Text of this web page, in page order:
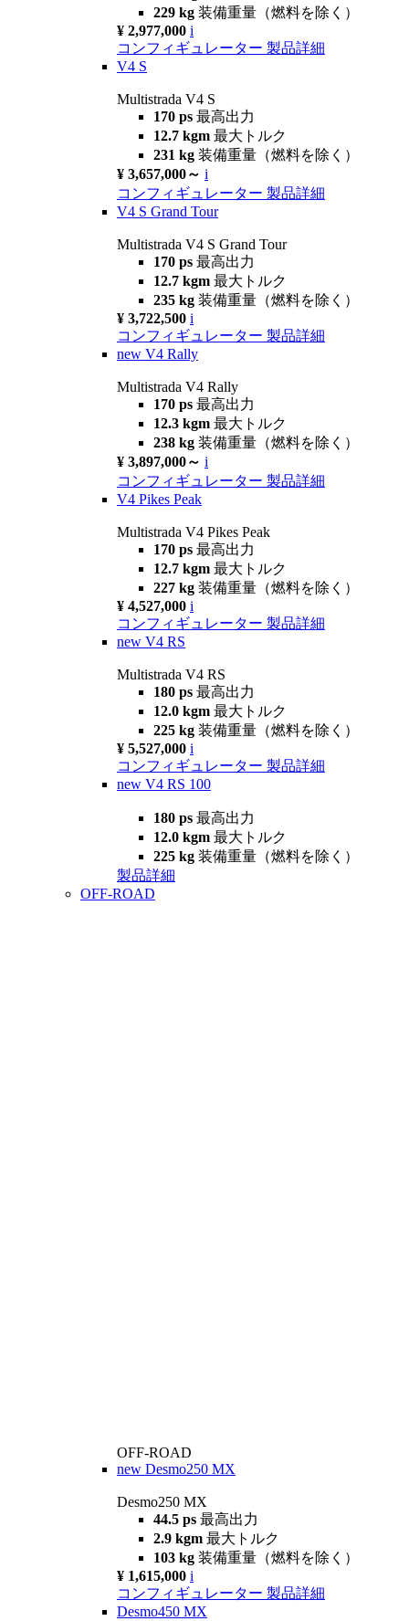
229 kg 装備重量（燃料を除く）
¥ 2,977,000 i
コンフィギュレーター 製品詳細
V4 S
Multistrada V4 S
170 ps 最高出力
12.7 kgm 最大トルク
231 kg 装備重量（燃料を除く）
¥ 3,657,000～ i
コンフィギュレーター 製品詳細
V4 S Grand Tour
Multistrada V4 S Grand Tour
170 ps 最高出力
12.7 kgm 最大トルク
235 kg 装備重量（燃料を除く）
¥ 3,722,500 i
コンフィギュレーター 製品詳細
new V4 Rally
Multistrada V4 Rally
170 ps 最高出力
12.3 kgm 最大トルク
238 kg 装備重量（燃料を除く）
¥ 3,897,000～ i
コンフィギュレーター 製品詳細
V4 Pikes Peak
Multistrada V4 Pikes Peak
170 ps 最高出力
12.7 kgm 最大トルク
227 kg 装備重量（燃料を除く）
¥ 4,527,000 i
コンフィギュレーター 製品詳細
new V4 RS
Multistrada V4 RS
180 ps 最高出力
12.0 kgm 最大トルク
225 kg 装備重量（燃料を除く）
¥ 5,527,000 i
コンフィギュレーター 製品詳細
new V4 RS 100
180 ps 最高出力
12.0 kgm 最大トルク
225 kg 装備重量（燃料を除く）
製品詳細
OFF-ROAD
OFF-ROAD
new Desmo250 MX
Desmo250 MX
44.5 ps 最高出力
2.9 kgm 最大トルク
103 kg 装備重量（燃料を除く）
¥ 1,615,000 i
コンフィギュレーター 製品詳細
Desmo450 MX